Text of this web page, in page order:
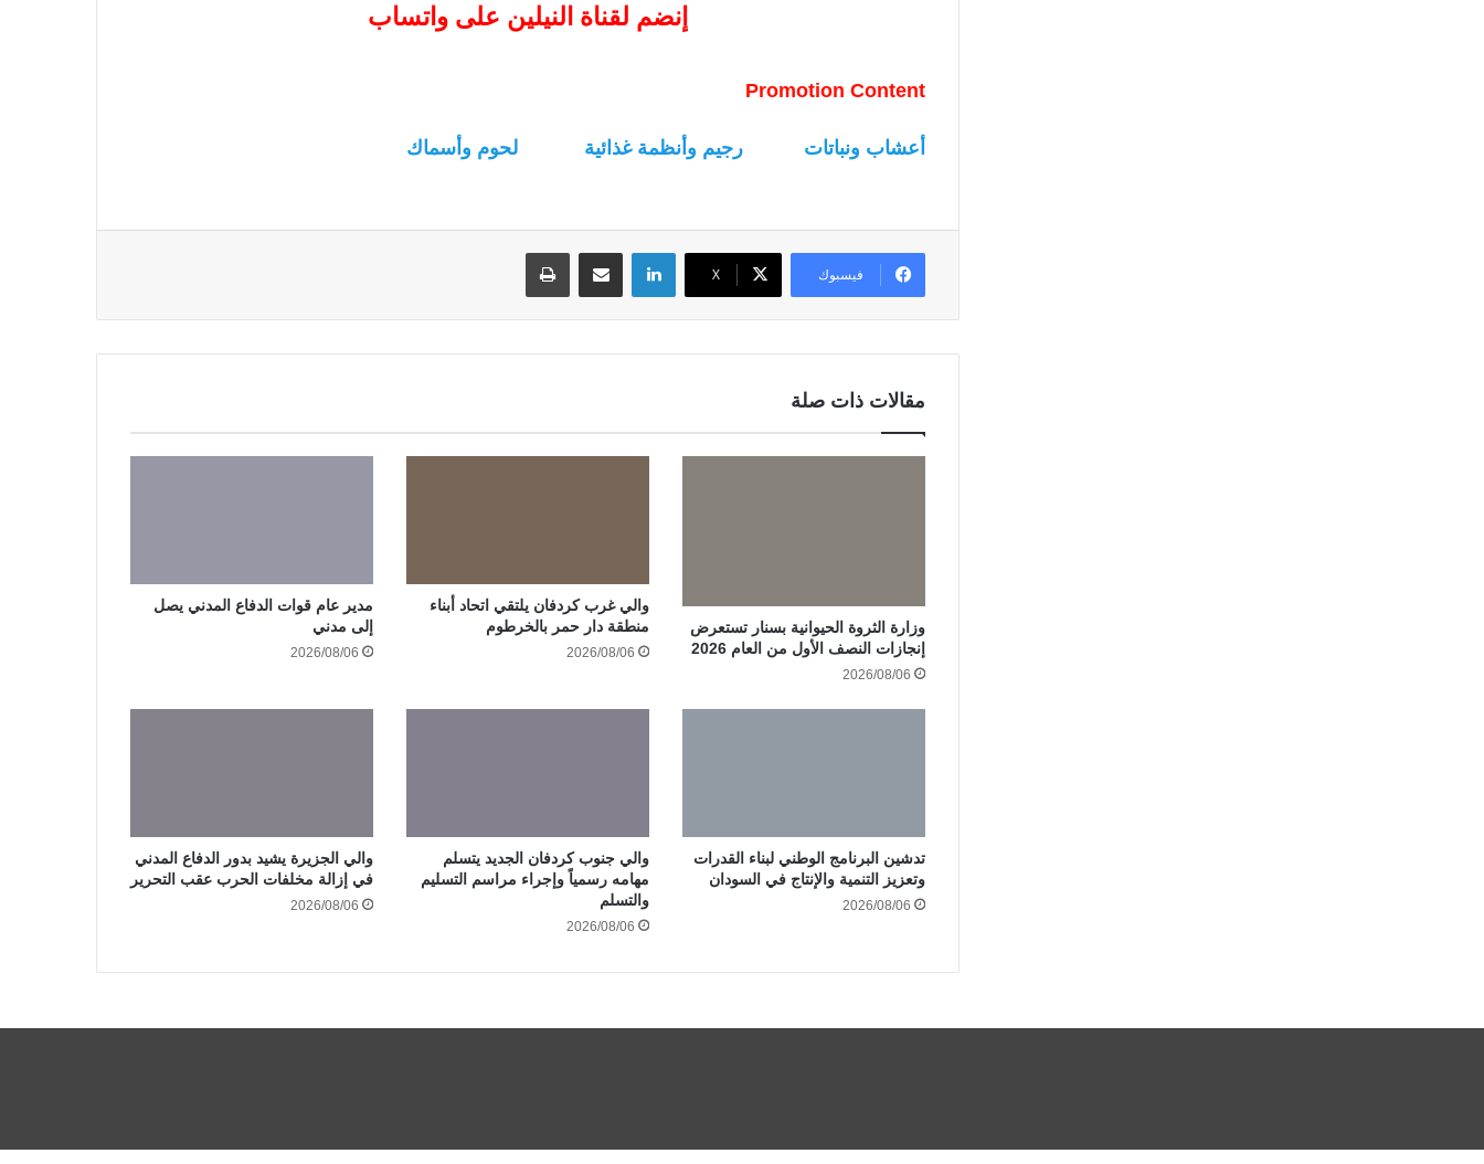
إنضم لقناة النيلين على واتساب
Promotion Content
أعشاب ونباتات رجيم وأنظمة غذائية لحوم وأسماك
فيسبوك ‫X
لينكدإن
مقالات ذات صلة
وزارة الثروة الحيوانية بسنار تستعرض
إنجازات النصف الأول من العام 2026
2026/08/06
والي غرب كردفان يلتقي اتحاد أبناء
منطقة دار حمر بالخرطوم
2026/08/06
مدير عام قوات الدفاع المدني يصل
إلى مدني
2026/08/06
تدشين البرنامج الوطني لبناء القدرات
وتعزيز التنمية والإنتاج في السودان
2026/08/06
والي جنوب كردفان الجديد يتسلم
مهامه رسمياً وإجراء مراسم التسليم
والتسلم
2026/08/06
والي الجزيرة يشيد بدور الدفاع المدني
في إزالة مخلفات الحرب عقب التحرير
2026/08/06